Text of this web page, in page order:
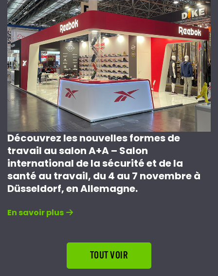
Découvrez les nouvelles formes de
travail au salon A+A – Salon
international de la sécurité et de la
santé au travail, du 4 au 7 novembre à
Düsseldorf, en Allemagne.
En savoir plus
TOUT VOIR